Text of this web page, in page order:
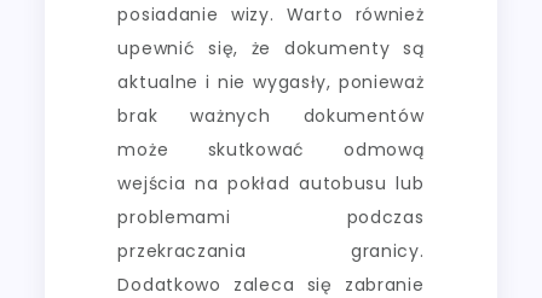
posiadanie wizy. Warto również
upewnić się, że dokumenty są
aktualne i nie wygasły, ponieważ
brak ważnych dokumentów
może skutkować odmową
wejścia na pokład autobusu lub
problemami podczas
przekraczania granicy.
Dodatkowo zaleca się zabranie